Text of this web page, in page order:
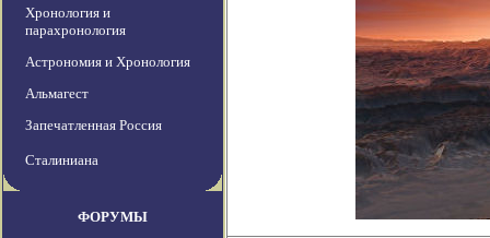
Хронология и
парахронология
Астрономия и Хронология
Альмагест
Запечатленная Россия
Сталиниана
ФОРУМЫ